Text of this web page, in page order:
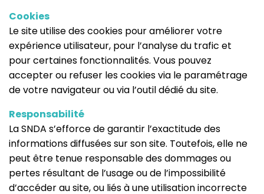
Cookies
Le site utilise des cookies pour améliorer votre
expérience utilisateur, pour l’analyse du trafic et
pour certaines fonctionnalités. Vous pouvez
accepter ou refuser les cookies via le paramétrage
de votre navigateur ou via l’outil dédié du site.
Responsabilité
La SNDA s’efforce de garantir l’exactitude des
informations diffusées sur son site. Toutefois, elle ne
peut être tenue responsable des dommages ou
pertes résultant de l’usage ou de l’impossibilité
d’accéder au site, ou liés à une utilisation incorrecte